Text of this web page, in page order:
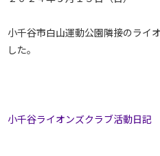
小千谷市白山運動公園隣接のライ
した。
小千谷ライオンズクラブ活動日記